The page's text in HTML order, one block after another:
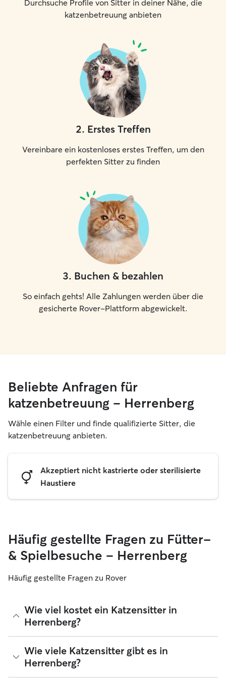
Durchsuche Profile von Sitter in deiner Nähe, die
katzenbetreuung anbieten
2. Erstes Treffen
Vereinbare ein kostenloses erstes Treffen, um den
perfekten Sitter zu finden
3. Buchen & bezahlen
So einfach gehts! Alle Zahlungen werden über die
gesicherte Rover-Plattform abgewickelt.
Beliebte Anfragen für
katzenbetreuung – Herrenberg
Wähle einen Filter und finde qualifizierte Sitter, die
katzenbetreuung anbieten.
Akzeptiert nicht kastrierte oder sterilisierte
Haustiere
Häufig gestellte Fragen zu Fütter-
& Spielbesuche – Herrenberg
Häufig gestellte Fragen zu Rover
Wie viel kostet ein Katzensitter in
Herrenberg?
Katzensitter können ihre Preise bei Rover frei festlegen. Die
durchschnittlichen Kosten für einen Rover-Katzensitter in
Herrenberg betragen seit August 2026 etwa 15 pro Nacht,
einschließlich der Servicegebühren von Rover. Der Preis
Wie viele Katzensitter gibt es in
Herrenberg?